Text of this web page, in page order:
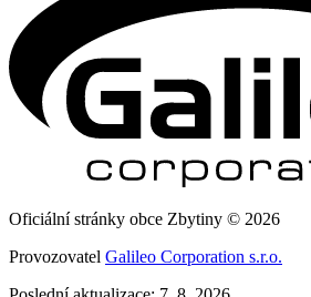
Oficiální stránky obce Zbytiny © 2026
Provozovatel Galileo Corporation s.r.o.